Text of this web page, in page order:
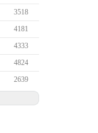
3518
4181
4333
4824
2639